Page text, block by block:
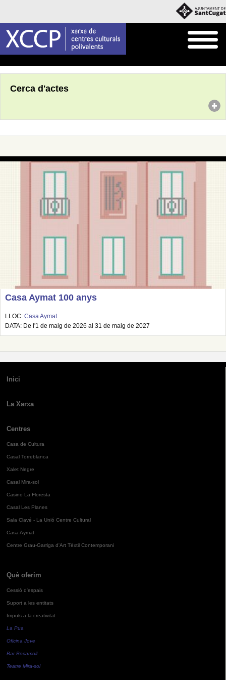
Cerca d'actes
Casa Aymat 100 anys
LLOC: Casa Aymat
DATA: De l'1 de maig de 2026 al 31 de maig de 2027
Inici
La Xarxa
Centres
Casa de Cultura
Casal Torreblanca
Xalet Negre
Casal Mira-sol
Casino La Floresta
Casal Les Planes
Sala Clavé - La Unió Centre Cultural
Casa Aymat
Centre Grau-Garriga d'Art Tèxtil Contemporani
Què oferim
Cessió d'espais
Suport a les entitats
Impuls a la creativitat
La Pua
Oficina Jove
Bar Bocamoll
Teatre Mira-sol